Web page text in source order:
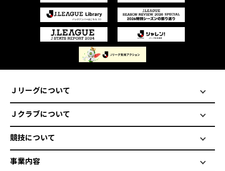
Ｊリーグについて
Ｊクラブについて
競技について
事業内容